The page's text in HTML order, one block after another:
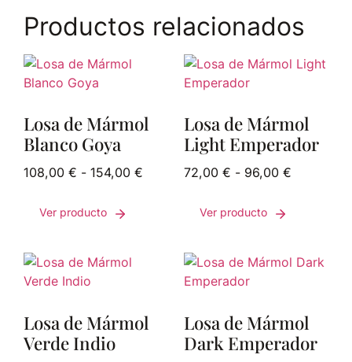
Productos relacionados
Losa de Mármol
Blanco Goya
108,00 € - 154,00 €
Ver producto
Losa de Mármol
Light Emperador
72,00 € - 96,00 €
Ver producto
Losa de Mármol
Verde Indio
Losa de Mármol
Dark Emperador